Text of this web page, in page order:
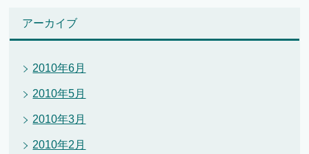
アーカイブ
2010年6月
2010年5月
2010年3月
2010年2月